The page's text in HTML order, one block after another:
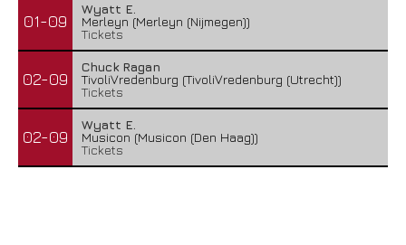
01-09
Wyatt E.
Merleyn (Merleyn (Nijmegen))
Tickets
02-09
Chuck Ragan
TivoliVredenburg (TivoliVredenburg (Utrecht))
Tickets
02-09
Wyatt E.
Musicon (Musicon (Den Haag))
Tickets